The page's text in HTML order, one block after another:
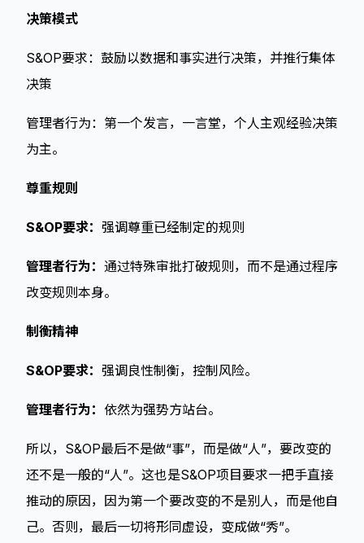
决策模式
S&OP要求：鼓励以数据和事实进行决策，并推行集体
决策
管理者行为：第一个发言，一言堂，个人主观经验决策
为主。
尊重规则
S&OP要求： 强调尊重已经制定的规则
管理者行为： 通过特殊审批打破规则，而不是通过程序
改变规则本身。
制衡精神
S&OP要求： 强调良性制衡，控制风险。
管理者行为： 依然为强势方站台。
所以，S&OP最后不是做“事”，而是做“人”，要改变的
还不是一般的“人”。这也是S&OP项目要求一把手直接
推动的原因，因为第一个要改变的不是别人，而是他自
己。否则，最后一切将形同虚设，变成做“秀”。